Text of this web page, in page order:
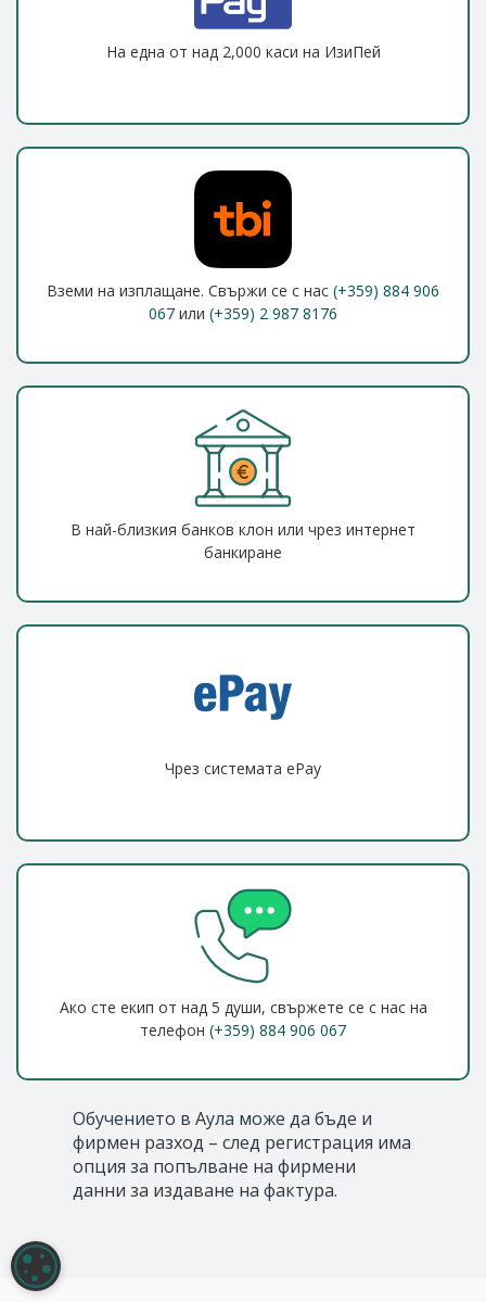
На една от над 2,000 каси на ИзиПей
Вземи на изплащане. Свържи се с нас (+359) 884 906
067 или (+359) 2 987 8176
В най-близкия банков клон или чрез интернет
банкиране
Чрез системата ePay
Ако сте екип от над 5 души, свържете се с нас на
телефон (+359) 884 906 067
Обучението в Аула може да бъде и
фирмен разход – след регистрация има
опция за попълване на фирмени
данни за издаване на фактура.
НАСТРОЙКИ НА БИСКВИТКИТЕ